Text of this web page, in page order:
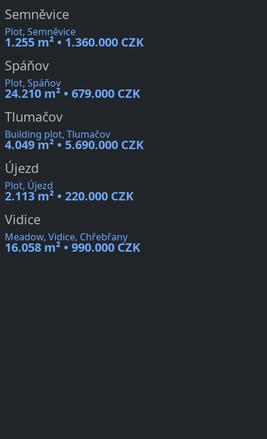
Semněvice
Plot, Semněvice
1.255 m² • 1.360.000 CZK
Spáňov
Plot, Spáňov
24.210 m² • 679.000 CZK
Tlumačov
Building plot, Tlumačov
4.049 m² • 5.690.000 CZK
Újezd
Plot, Újezd
2.113 m² • 220.000 CZK
Vidice
Meadow, Vidice, Chřebřany
16.058 m² • 990.000 CZK